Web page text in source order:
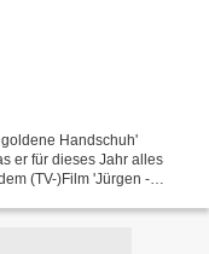
Handschuh'
er für dieses Jahr alles
(TV-)Film 'Jürgen -